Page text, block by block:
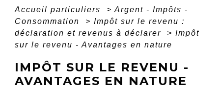
Accueil particuliers > Argent - Impôts -
Consommation
> Impôt sur le revenu :
déclaration et revenus à déclarer
> Impôt
sur le revenu - Avantages en nature
IMPÔT SUR LE REVENU -
AVANTAGES EN NATURE